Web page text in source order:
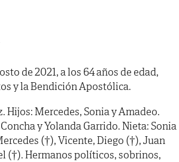
de 2021, a los 64 años de edad,
y la Bendición Apostólica.
Hijos: Mercedes, Sonia y Amadeo.
y Yolanda Garrido. Nieta: Sonia
(†), Vicente, Diego (†), Juan
(†). Hermanos políticos, sobrinos,